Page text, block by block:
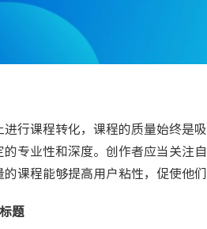
行课程转化，课程的质量始终是
专业性和深度。创作者应当关注
课程能够提高用户粘性，促使他
题